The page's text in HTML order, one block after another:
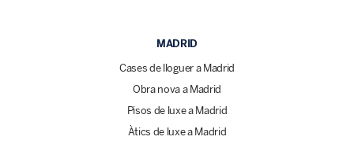
MADRID
Cases de lloguer a Madrid
Obra nova a Madrid
Pisos de luxe a Madrid
Àtics de luxe a Madrid